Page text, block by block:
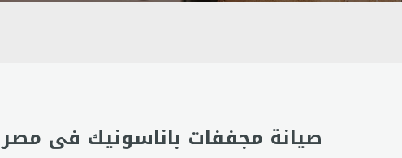
صيانة مجففات باناسونيك فى مصر